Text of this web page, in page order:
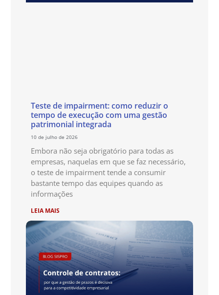
Teste de impairment: como reduzir o
tempo de execução com uma gestão
patrimonial integrada
10 de julho de 2026
Embora não seja obrigatório para todas as
empresas, naquelas em que se faz necessário,
o teste de impairment tende a consumir
bastante tempo das equipes quando as
informações
LEIA MAIS